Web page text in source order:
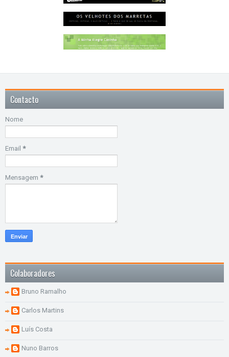
Contacto
Nome
Email *
Mensagem *
Colaboradores
Bruno Ramalho
Carlos Martins
Luís Costa
Nuno Barros